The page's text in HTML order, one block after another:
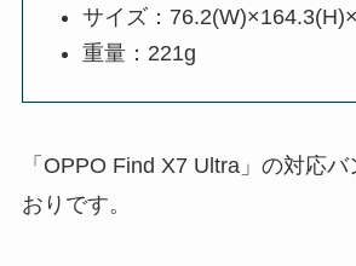
サイズ：
重量：221g
「OPPO Find X7 Ultra」の対応
おりです。